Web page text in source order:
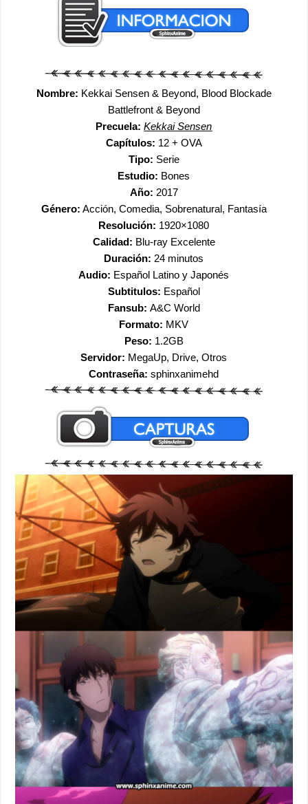
Nombre: Kekkai Sensen & Beyond, Blood Blockade
Battlefront & Beyond
Precuela:Kekkai Sensen
Capítulos: 12 + OVA
Tipo: Serie
Estudio: Bones
Año: 2017
Género: Acción, Comedia, Sobrenatural, Fantasía
Resolución: 1920×1080
Calidad: Blu-ray Excelente
Duración: 24 minutos
Audio: Español Latino y Japonés
Subtitulos: Español
Fansub: A&C World
Formato: MKV
Peso: 1.2GB
Servidor: MegaUp, Drive, Otros
Contraseña: sphinxanimehd